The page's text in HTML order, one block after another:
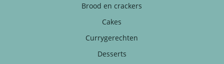
Brood en crackers
Cakes
Currygerechten
Desserts